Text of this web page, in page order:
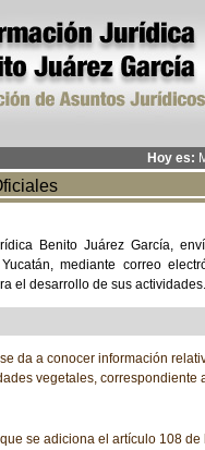
Hoy es:
Benito Juárez García,
mediante correo
el desarrollo de sus actividades.
da a conocer información
vegetales, correspondiente
se adiciona el artículo 108 de